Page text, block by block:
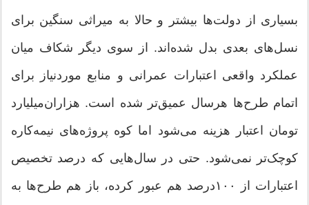
بسیاری از دولت‌ها بیشتر و حالا به میراثی سنگین برای
نسل‌های بعدی بدل شده‌اند. از سوی دیگر شکاف میان
عملکرد واقعی اعتبارات عمرانی و منابع موردنیاز برای
اتمام طرح‌ها هرسال عمیق‌تر شده است.‌ هزاران‌میلیارد
تومان اعتبار هزینه می‌شود اما کوه پروژه‌های نیمه‌کاره
کوچک‌تر نمی‌شود. حتی در سال‌هایی که‌ درصد تخصیص
اعتبارات از ۱۰۰‌درصد هم عبور کرده، باز هم طرح‌ها به